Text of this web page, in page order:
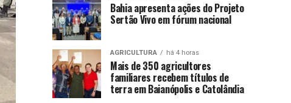
Bahia apresenta ações do Projeto
Sertão Vivo em fórum nacional
AGRICULTURA há 4 horas
Mais de 350 agricultores
familiares recebem títulos de
terra em Baianópolis e Catolândia